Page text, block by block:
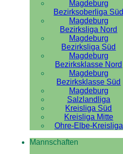
Magdeburg
Bezirksoberliga Süd
Magdeburg
Bezirksliga Nord
Magdeburg
Bezirksliga Süd
Magdeburg
Bezirksklasse Nord
Magdeburg
Bezirksklasse Süd
Magdeburg
Salzlandliga
Kreisliga Süd
Kreisliga Mitte
Ohre-Elbe-Kreisliga
Mannschaften